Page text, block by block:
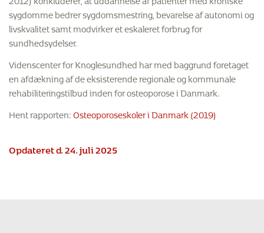
sygdomme bedrer sygdomsmestring, bevarelse af autonomi og
livskvalitet samt modvirker et eskaleret forbrug for
sundhedsydelser.
Videnscenter for Knoglesundhed har med baggrund foretaget
en afdækning af de eksisterende regionale og kommunale
rehabiliteringstilbud inden for osteoporose i Danmark.
Hent rapporten:Osteoporoseskoler i Danmark (2019)
Opdateret d. 24. juli 2025